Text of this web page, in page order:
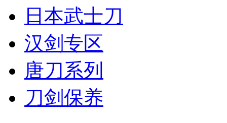
日本武士刀
汉剑专区
唐刀系列
刀剑保养